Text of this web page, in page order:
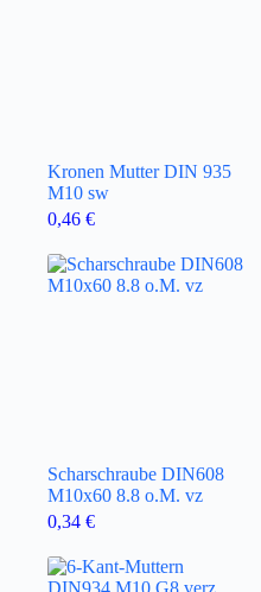
Kronen Mutter DIN 935
M10 sw
0,46 €
Scharschraube DIN608
M10x60 8.8 o.M. vz
0,34 €